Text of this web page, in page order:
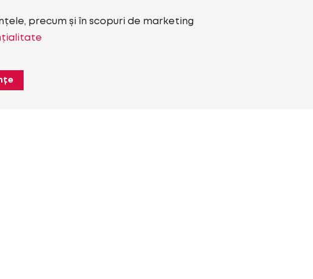
precum și în scopuri de marketing